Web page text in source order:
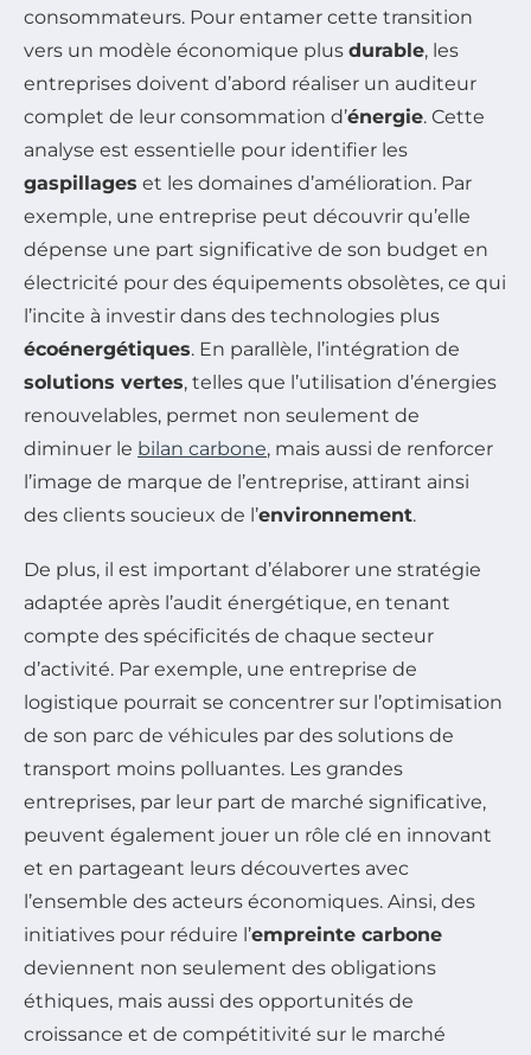
consommateurs. Pour entamer cette transition
vers un modèle économique plus durable, les
entreprises doivent d’abord réaliser un auditeur
complet de leur consommation d’énergie. Cette
analyse est essentielle pour identifier les
gaspillages et les domaines d’amélioration. Par
exemple, une entreprise peut découvrir qu’elle
dépense une part significative de son budget en
électricité pour des équipements obsolètes, ce qui
l’incite à investir dans des technologies plus
écoénergétiques. En parallèle, l’intégration de
solutions vertes, telles que l’utilisation d’énergies
renouvelables, permet non seulement de
diminuer le bilan carbone, mais aussi de renforcer
l’image de marque de l’entreprise, attirant ainsi
des clients soucieux de l’environnement.
De plus, il est important d’élaborer une stratégie
adaptée après l’audit énergétique, en tenant
compte des spécificités de chaque secteur
d’activité. Par exemple, une entreprise de
logistique pourrait se concentrer sur l’optimisation
de son parc de véhicules par des solutions de
transport moins polluantes. Les grandes
entreprises, par leur part de marché significative,
peuvent également jouer un rôle clé en innovant
et en partageant leurs découvertes avec
l’ensemble des acteurs économiques. Ainsi, des
initiatives pour réduire l’empreinte carbone
deviennent non seulement des obligations
éthiques, mais aussi des opportunités de
croissance et de compétitivité sur le marché